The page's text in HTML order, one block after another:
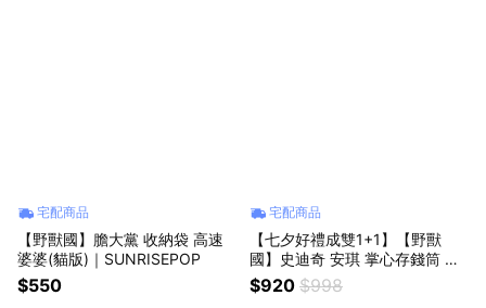
宅配商品
【野獸國】膽大黨 收納袋 高速
婆婆(貓版)｜SUNRISEPOP
$550
宅配商品
【七夕好禮成雙1+1】【野獸
國】史迪奇 安琪 掌心存錢筒 限
時雙入組｜『LINE禮物獨家組
合』七夕情人節推薦 送禮推薦
$920 $998